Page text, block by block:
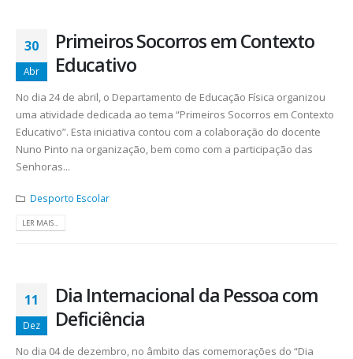
30
Abr
Primeiros Socorros em Contexto
Educativo
No dia 24 de abril, o Departamento de Educação Física organizou
uma atividade dedicada ao tema “Primeiros Socorros em Contexto
Educativo”. Esta iniciativa contou com a colaboração do docente
Nuno Pinto na organização, bem como com a participação das
Senhoras...
Desporto Escolar
LER MAIS...
11
Dez
Dia Internacional da Pessoa com
Deficiência
No dia 04 de dezembro, no âmbito das comemorações do “Dia